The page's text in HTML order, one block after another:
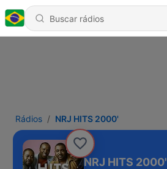
Rádios NRJ HITS 2000'
NRJ HITS 2000'